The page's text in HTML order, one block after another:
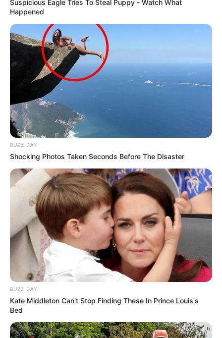
Suspicious Eagle Tries To Steal Puppy - Watch What
Happened
BUZZ DAY
Shocking Photos Taken Seconds Before The Disaster
BUZZ DAY
Kate Middleton Can't Stop Finding These In Prince Louis's
Bed